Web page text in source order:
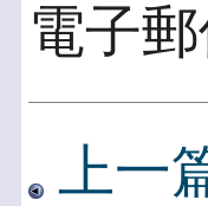
電子
上一